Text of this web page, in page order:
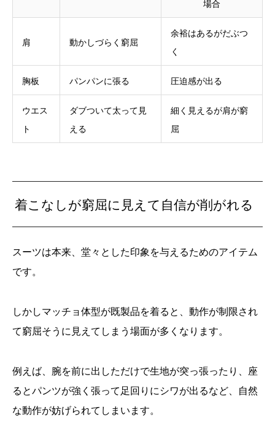
場合
肩 動かしづらく窮屈
余裕はあるがだぶつ
く
胸板 パンパンに張る 圧迫感が出る
ウエス
ト
ダブついて太って見
える
細く見えるが肩が窮
屈
着こなしが窮屈に見えて自信が削がれる
スーツは本来、堂々とした印象を与えるためのアイテム
です。
しかしマッチョ体型が既製品を着ると、動作が制限され
て窮屈そうに見えてしまう場面が多くなります。
例えば、腕を前に出しただけで生地が突っ張ったり、座
るとパンツが強く張って足回りにシワが出るなど、自然
な動作が妨げられてしまいます。